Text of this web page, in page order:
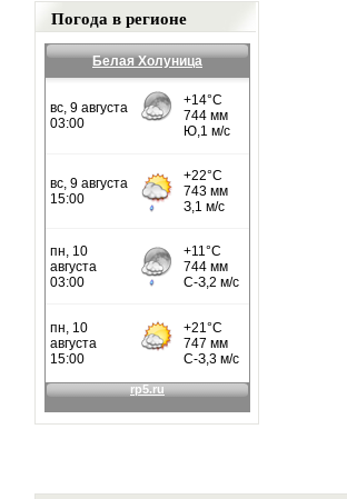
Погода в регионе
Белая Холуница